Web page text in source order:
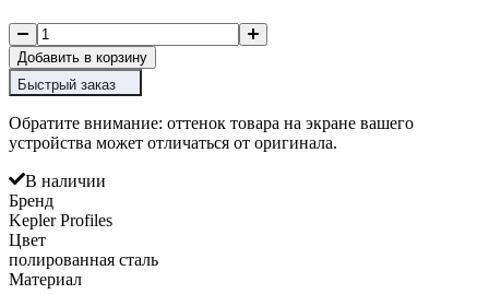
Добавить в корзину
Быстрый заказ
Обратите внимание: оттенок товара на экране вашего
устройства может отличаться от оригинала.
В наличии
Бренд
Kepler Profiles
Цвет
полированная сталь
Материал